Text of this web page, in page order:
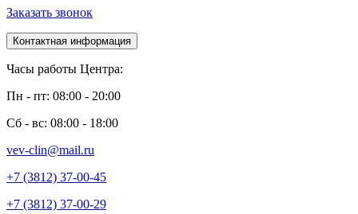
Заказать звонок
Контактная информация
Часы работы Центра:
Пн - пт: 08:00 - 20:00
Сб - вс: 08:00 - 18:00
vev-clin@mail.ru
+7 (3812) 37-00-45
+7 (3812) 37-00-29